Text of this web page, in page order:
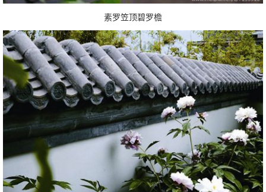
素罗笠顶碧罗檐